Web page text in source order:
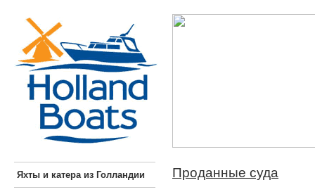
Яхты и катера из Голландии
Проданные суда